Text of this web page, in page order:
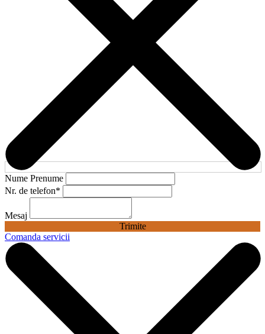
Nume Prenume
Nr. de telefon*
Mesaj
Trimite
Comanda servicii